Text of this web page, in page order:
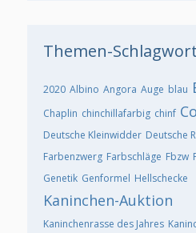
Themen-
2020 Albino Angora Auge blau
Chaplin chinchillafarbig chinf
Deutsche Kleinwidder Deutsche
Farbenzwerg Farbschläge Fbzw
Genetik Genformel Hellschecke
Kaninchen-Auktion
Kaninchenrasse des Jahres